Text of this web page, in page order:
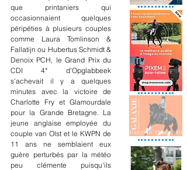
que printaniers qui
occasionnaient quelques
péripéties à plusieurs couples
comme Laura Tomlinson &
Fallatijn ou Hubertus Schmidt &
Denoix PCH, le Grand Prix du
CDI 4* d'Opglabbeek
s'achevait il y a quelques
minutes avec la victoire de
Charlotte Fry et Glamourdale
pour la Grande Bretagne. La
jeune anglaise employée du
couple van Olst et le KWPN de
11 ans ne semblaient eux
guère perturbés par la météo
peu clémente puisqu'ils